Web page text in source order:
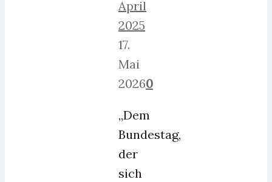
April
2025
17.
Mai
20260
„Dem
Bundestag,
der
sich